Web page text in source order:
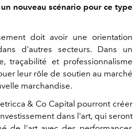
nouveau scénario pour ce type
doit avoir une orientation
d'autres secteurs. Dans un
traçabilité et professionnalisme
leur rôle de soutien au marché
marchandise.
& Co Capital pourront créer
dans l'art, qui seront